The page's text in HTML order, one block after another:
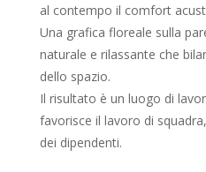
al contempo il comfort
Una grafica floreale sulla
naturale e rilassante che
dello spazio.
Il risultato è un luogo di
favorisce il lavoro di
dei dipendenti.